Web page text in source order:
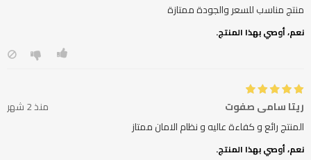
منتج مناسب للسعر والجودة ممتازة
نعم، أوصي بهذا المنتج.
ريتا سامي صفوت
منذ 2 شهر
المنتج رائع و كفاءة عاليه و نظام الامان ممتاز
نعم، أوصي بهذا المنتج.